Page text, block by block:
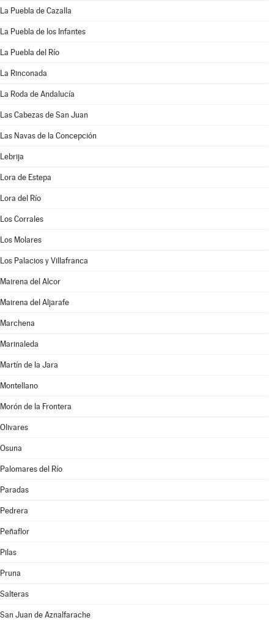
La Puebla de Cazalla
La Puebla de los Infantes
La Puebla del Río
La Rinconada
La Roda de Andalucía
Las Cabezas de San Juan
Las Navas de la Concepción
Lebrija
Lora de Estepa
Lora del Río
Los Corrales
Los Molares
Los Palacios y Villafranca
Mairena del Alcor
Mairena del Aljarafe
Marchena
Marinaleda
Martín de la Jara
Montellano
Morón de la Frontera
Olivares
Osuna
Palomares del Río
Paradas
Pedrera
Peñaflor
Pilas
Pruna
Salteras
San Juan de Aznalfarache